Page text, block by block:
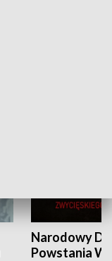
Narodowy
Powstania